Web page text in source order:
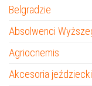
Belgradzie
Absolwenci
Agriocnemis
Akcesoria